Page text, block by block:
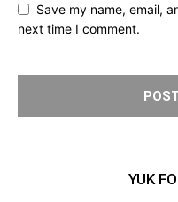
Save my name, email,
next time I comment.
YUK